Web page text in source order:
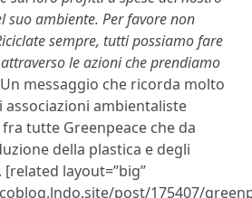
suo ambiente. Per favore non
sempre, tutti possiamo fare
le azioni che prendiamo
Un messaggio che ricorda molto
ambientaliste
tutte Greenpeace che da
della plastica e degli
layout=”big”
post/175407/